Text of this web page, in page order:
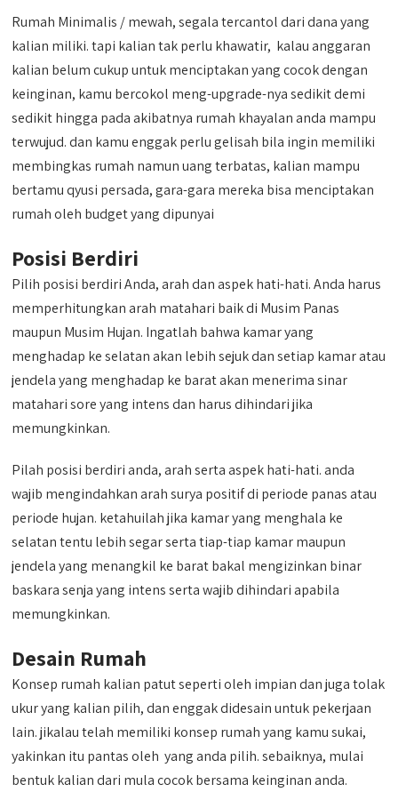
Rumah Minimalis / mewah, segala tercantol dari dana yang
kalian miliki. tapi kalian tak perlu khawatir, kalau anggaran
kalian belum cukup untuk menciptakan yang cocok dengan
keinginan, kamu bercokol meng-upgrade-nya sedikit demi
sedikit hingga pada akibatnya rumah khayalan anda mampu
terwujud. dan kamu enggak perlu gelisah bila ingin memiliki
membingkas rumah namun uang terbatas, kalian mampu
bertamu qyusi persada, gara-gara mereka bisa menciptakan
rumah oleh budget yang dipunyai
Posisi Berdiri
Pilih posisi berdiri Anda, arah dan aspek hati-hati. Anda harus
memperhitungkan arah matahari baik di Musim Panas
maupun Musim Hujan. Ingatlah bahwa kamar yang
menghadap ke selatan akan lebih sejuk dan setiap kamar atau
jendela yang menghadap ke barat akan menerima sinar
matahari sore yang intens dan harus dihindari jika
memungkinkan.
Pilah posisi berdiri anda, arah serta aspek hati-hati. anda
wajib mengindahkan arah surya positif di periode panas atau
periode hujan. ketahuilah jika kamar yang menghala ke
selatan tentu lebih segar serta tiap-tiap kamar maupun
jendela yang menangkil ke barat bakal mengizinkan binar
baskara senja yang intens serta wajib dihindari apabila
memungkinkan.
Desain Rumah
Konsep rumah kalian patut seperti oleh impian dan juga tolak
ukur yang kalian pilih, dan enggak didesain untuk pekerjaan
lain. jikalau telah memiliki konsep rumah yang kamu sukai,
yakinkan itu pantas oleh yang anda pilih. sebaiknya, mulai
bentuk kalian dari mula cocok bersama keinginan anda.